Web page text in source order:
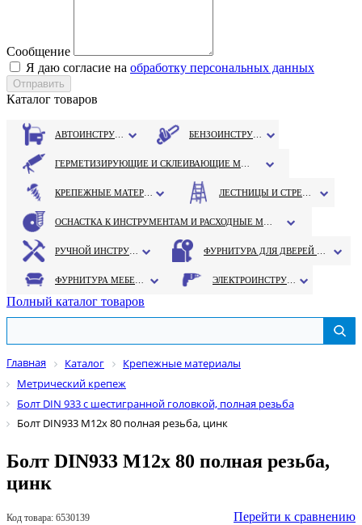
Сообщение
Я даю согласие на обработку персональных данных
Каталог товаров
Полный каталог товаров
Главная Каталог
Крепежные материалы
Метрический крепеж
Болт DIN 933 с шестигранной головкой, полная резьба
Болт DIN933 М12х 80 полная резьба, цинк
Болт DIN933 М12х 80 полная резьба,
цинк
Код товара: 6530139 Перейти к сравнению